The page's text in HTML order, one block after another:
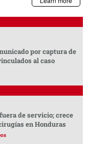
por captura de
al caso
de servicio; crece
en Honduras